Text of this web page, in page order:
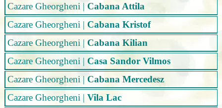
Cazare Gheorgheni | Cabana Attila
Cazare Gheorgheni | Cabana Kristof
Cazare Gheorgheni | Cabana Kilian
Cazare Gheorgheni | Casa Sandor Vilmos
Cazare Gheorgheni | Cabana Mercedesz
Cazare Gheorgheni | Vila Lac